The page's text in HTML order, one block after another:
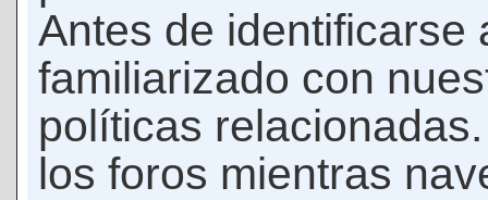
Antes de identificarse
familiarizado con
políticas
los foros mientras